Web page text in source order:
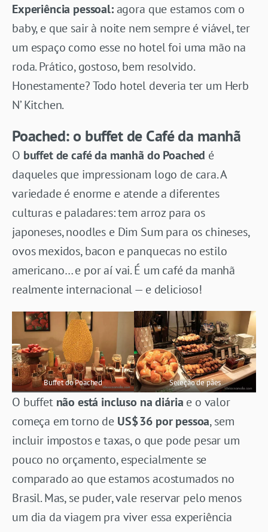
Experiência pessoal:agora que estamos com o
baby, e que sair à noite nem sempre é viável, ter
um espaço como esse no hotel foi uma mão na
roda. Prático, gostoso, bem resolvido.
Honestamente? Todo hotel deveria ter um Herb
N’ Kitchen.
Poached: o buffet de Café da manhã
O buffet de café da manhã do Poached é
daqueles que impressionam logo de cara. A
variedade é enorme e atende a diferentes
culturas e paladares: tem arroz para os
japoneses, noodles e Dim Sum para os chineses,
ovos mexidos, bacon e panquecas no estilo
americano… e por aí vai. É um café da manhã
realmente internacional — e delicioso!
Buffet do Poached Seleção de pães
O buffet não está incluso na diária e o valor
começa em torno de US$ 36 por pessoa, sem
incluir impostos e taxas, o que pode pesar um
pouco no orçamento, especialmente se
comparado ao que estamos acostumados no
Brasil. Mas, se puder, vale reservar pelo menos
um dia da viagem pra viver essa experiência